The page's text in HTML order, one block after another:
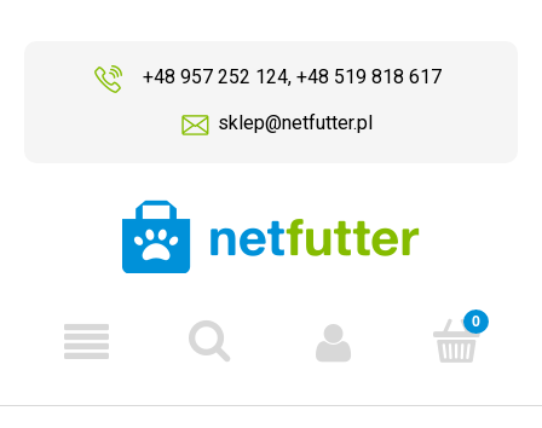
+48 957 252 124, +48 519 818 617
sklep@netfutter.pl